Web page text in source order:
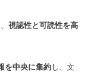
視認性と可読性を高
を中央に集約し、文